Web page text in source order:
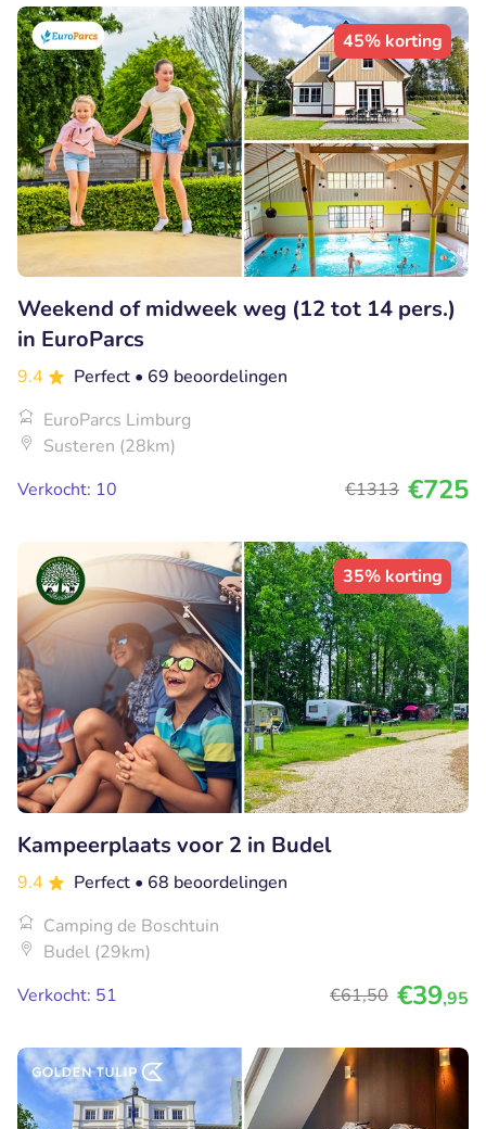
45% korting
Weekend of midweek weg (12 tot 14 pers.)
in EuroParcs
9.4 Perfect • 69 beoordelingen
EuroParcs Limburg
Susteren (28km)
Verkocht: 10
€1313 €725
35% korting
Kampeerplaats voor 2 in Budel
9.4 Perfect • 68 beoordelingen
Camping de Boschtuin
Budel (29km)
Verkocht: 51
€61,50 €39,95